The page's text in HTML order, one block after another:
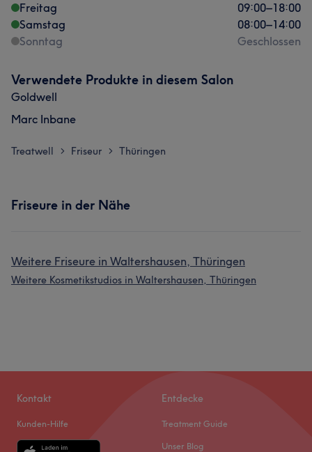
Freitag
09:00–18:00
Samstag
08:00–14:00
Sonntag
Geschlossen
Verwendete Produkte in diesem Salon
Goldwell
Marc Inbane
Treatwell > Friseur > Thüringen
Friseure in der Nähe
Weitere Friseure in Waltershausen, Thüringen
Weitere Kosmetikstudios in Waltershausen, Thüringen
Kontakt
Kunden-Hilfe
Entdecke
Treatment Guide
Unser Blog